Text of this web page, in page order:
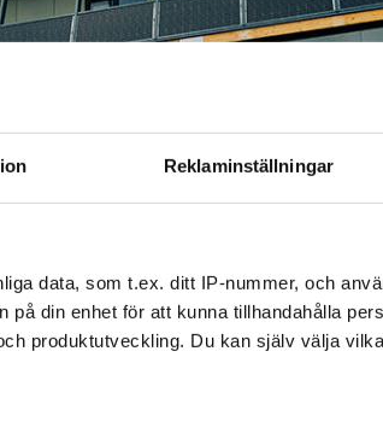
Reklaminställningar
data, som t.ex. ditt IP-nummer, och
din enhet för att kunna tillhandahålla
produktutveckling. Du kan själv välja